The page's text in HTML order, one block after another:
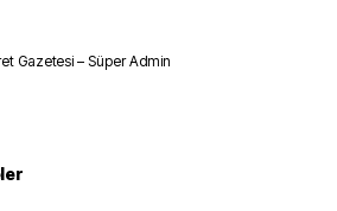
Gazetesi – Süper Admin